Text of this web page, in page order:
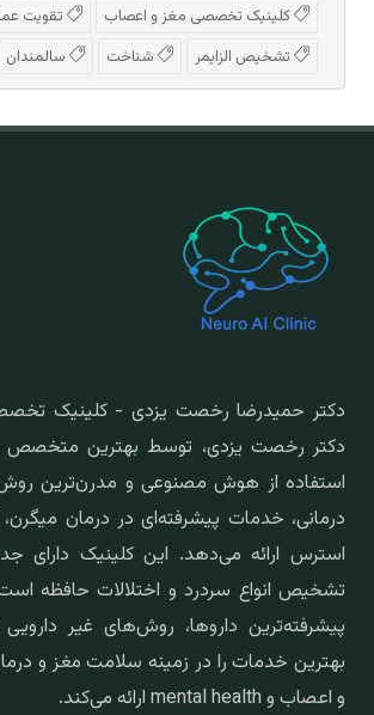
کلینیک تخصصی مغز و اعصاب
تقویت
تشخیص الزایمر
شناخت سالمندان
دکتر حمیدرضا رخصت یزدی - کلینیک
دکتر رخصت یزدی، توسط بهترین متخصص
استفاده از هوش مصنوعی و مدرن‌ترین
درمانی، خدمات پیشرفته‌ای در درمان میگرن،
استرس ارائه می‌دهد. این کلینیک دارای
تشخیص انواع سردرد و اختلالات حافظه است
بهترین خدمات را در زمینه سلامت مغز و
و اعصاب و mental health ارائه می‌کند.